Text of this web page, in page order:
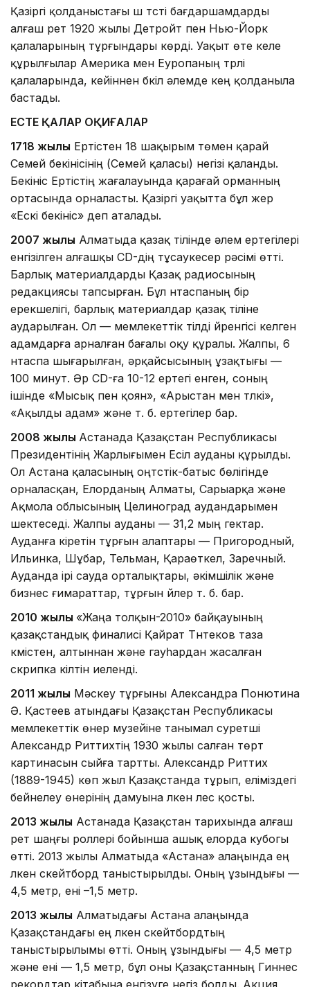
Қазіргі қолданыстағы үш түсті бағдаршамдарды
алғаш рет 1920 жылы Детройт пен Нью-Йорк
қалаларының тұрғындары көрді. Уақыт өте келе
құрылғылар Америка мен Еуропаның түрлі
қалаларында, кейіннен бүкіл әлемде кең қолданыла
бастады.
ЕСТЕ ҚАЛАР ОҚИҒАЛАР
1718 жылы Ертістен 18 шақырым төмен қарай
Семей бекінісінің (Семей қаласы) негізі қаланды.
Бекініс Ертістің жағалауында қарағай орманның
ортасында орналасты. Қазіргі уақытта бұл жер
«Ескі бекініс» деп аталады.
2007 жылы Алматыда қазақ тілінде әлем ертегілері
енгізілген алғашқы CD-дің тұсаукесер рәсімі өтті.
Барлық материалдарды Қазақ радиосының
редакциясы тапсырған. Бұл үнтаспаның бір
ерекшелігі, барлық материалдар қазақ тіліне
аударылған. Ол — мемлекеттiк тiлдi үйренгісі келген
адамдарға арналған бағалы оқу құралы. Жалпы, 6
үнтаспа шығарылған, әрқайсысының ұзақтығы —
100 минут. Әр CD-ға 10-12 ертегі енген, соның
ішінде «Мысық пен қоян», «Арыстан мен түлкі»,
«Ақылды адам» және т. б. ертегілер бар.
2008 жылы Астанада Қазақстан Республикасы
Президентінің Жарлығымен Есіл ауданы құрылды.
Ол Астана қаласының оңтүстік-батыс бөлігінде
орналасқан, Елорданың Алматы, Сарыарқа және
Ақмола облысының Целиноград аудандарымен
шектеседі. Жалпы ауданы — 31,2 мың гектар.
Ауданға кіретін тұрғын алаптары — Пригородный,
Ильинка, Шұбар, Тельман, Қараөткел, Заречный.
Ауданда ірі сауда орталықтары, әкімшілік және
бизнес ғимараттар, тұрғын үйлер т. б. бар.
2010 жылы «Жаңа толқын-2010» байқауының
қазақстандық финалисі Қайрат Түнтеков таза
күмістен, алтыннан және гауһардан жасалған
скрипка кілтін иеленді.
2011 жылы Мәскеу тұрғыны Александра Понютина
Ә. Қастеев атындағы Қазақстан Республикасы
мемлекеттік өнер музейіне танымал суретші
Александр Риттихтің 1930 жылы салған төрт
картинасын сыйға тартты. Александр Риттих
(1889-1945) көп жыл Қазақстанда тұрып, еліміздегі
бейнелеу өнерінің дамуына үлкен үлес қосты.
2013 жылы Астанада Қазақстан тарихында алғаш
рет шаңғы роллері бойынша ашық елорда кубогы
өтті. 2013 жылы Алматыда «Астана» алаңында ең
үлкен скейтборд таныстырылды. Оның ұзындығы —
4,5 метр, ені –1,5 метр.
2013 жылы Алматыдағы Астана алаңында
Қазақстандағы ең үлкен скейтбордтың
таныстырылымы өтті. Оның ұзындығы — 4,5 метр
және ені — 1,5 метр, бұл оны Қазақстанның Гиннес
рекордтар кітабына енгізуге негіз болды. Акция